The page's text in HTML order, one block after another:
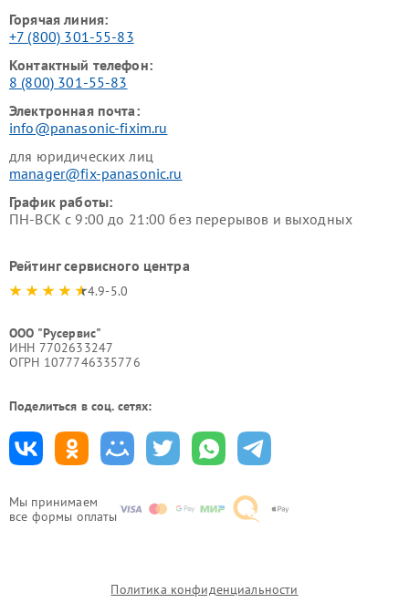
Мы принимаем
все формы оплаты
Горячая линия:
+7 (800) 301-55-83
Контактный телефон:
8 (800) 301-55-83
Электронная почта:
info@panasonic-fixim.ru
для юридических лиц
manager@fix-panasonic.ru
График работы:
ПН-ВСК с 9:00 до 21:00 без перерывов и выходных
Рейтинг сервисного центра
4.9-5.0
ООО "Русервис"
ИНН 7702633247
ОГРН 1077746335776
Поделиться в соц. сетях:
Политика конфиденциальности